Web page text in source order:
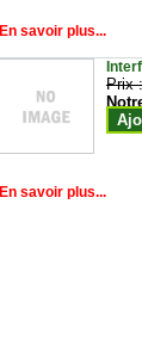
En savoir plus...
Prix
En savoir plus...